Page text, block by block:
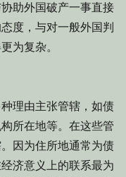
助外国破产一事直接
度，与对一般外国判
为复杂。
理由主张管辖，如债
所在地等。在这些管
因为住所地通常为债
济意义上的联系最为